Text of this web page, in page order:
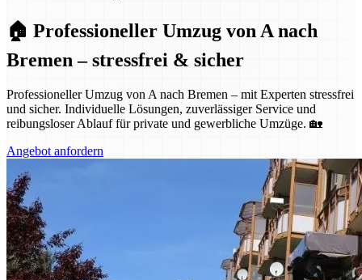
🏠 Professioneller Umzug von A nach
Bremen – stressfrei & sicher
Professioneller Umzug von A nach Bremen – mit Experten stressfrei
und sicher. Individuelle Lösungen, zuverlässiger Service und
reibungsloser Ablauf für private und gewerbliche Umzüge. 🏡
Angebot anfordern